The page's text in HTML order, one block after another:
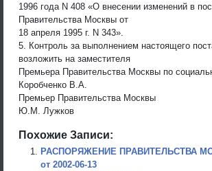
1996 года N 408 «О внесении изменений в
Правительства Москвы от
18 апреля 1995 г. N 343».
5. Контроль за выполнением настоящего
возложить на заместителя
Премьера Правительства Москвы по
Коробченко В.А.
Премьер Правительства Москвы
Ю.М. Лужков
Похожие Записи:
РАСПОРЯЖЕНИЕ ПРАВИТЕЛЬСТВА
от 2002-06-13